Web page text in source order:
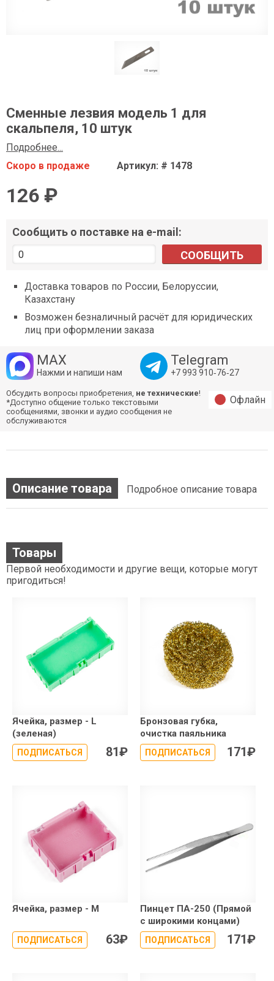
Сменные лезвия модель 1 для
скальпеля, 10 штук
Подробнее...
Скоро в продаже
Артикул: # 1478
126 ₽
Сообщить о поставке на e-mail:
СООБЩИТЬ
Доставка товаров по России, Белоруссии,
Казахстану
Возможен безналичный расчёт для юридических
лиц при оформлении заказа
MAX
Нажми и напиши нам
Telegram
+7 993 910‑76‑27
Обсудить вопросы приобретения, не технические!
*Доступно общение только текстовыми
сообщениями, звонки и аудио сообщения не
обслуживаются
Офлайн
Описание товара Подробное описание товара
Товары
Первой необходимости и другие вещи, которые могут
пригодиться!
Ячейка, размер - L
(зеленая)
ПОДПИСАТЬСЯ 81₽
Бронзовая губка,
очистка паяльника
ПОДПИСАТЬСЯ 171₽
Ячейка, размер - M
ПОДПИСАТЬСЯ 63₽
Пинцет ПА-250 (Прямой
с широкими концами)
ПОДПИСАТЬСЯ 171₽